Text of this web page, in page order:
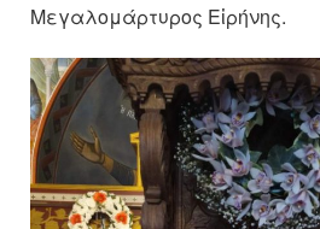
Μεγαλομάρτυρος Εἰρήνης.